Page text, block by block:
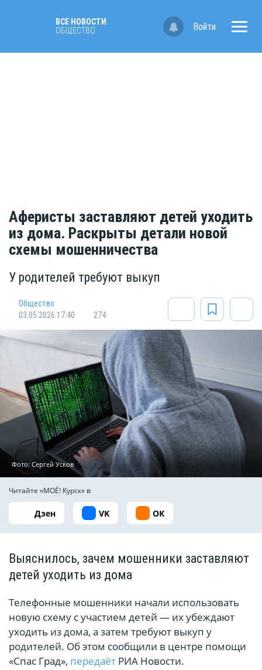
ВСЕ НОВОСТИ
ОБЩЕСТВО
Войти
Аферисты заставляют детей уходить
из дома. Раскрыты детали новой
схемы мошенничества
У родителей требуют выкуп
Общество
03.05.2026 17:40
274
Фото: Сергей Усков
Читайте «МОЁ! Курск» в
Дзен VK ОК
Выяснилось, зачем мошенники заставляют
детей уходить из дома
Телефонные мошенники начали использовать
новую схему с участием детей — их убеждают
уходить из дома, а затем требуют выкуп у
родителей. Об этом сообщили в центре помощи
«Спас Град», передаёт РИА Новости.